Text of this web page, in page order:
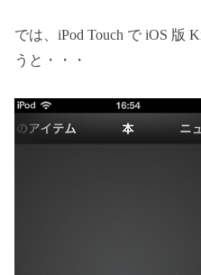
では、iPod Touch で iOS 版
うと・・・